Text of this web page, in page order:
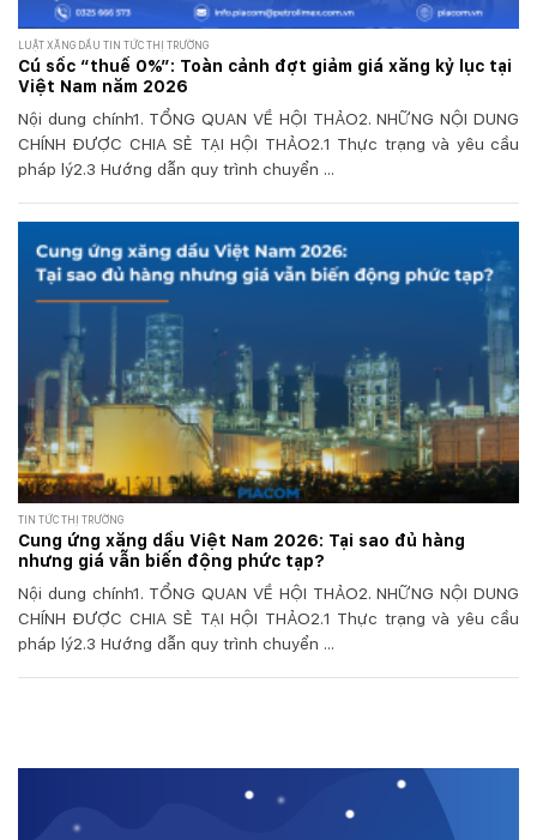
LUẬT XĂNG DẦU TIN TỨC THỊ TRƯỜNG
Cú sốc “thuế 0%”: Toàn cảnh đợt giảm giá xăng kỷ lục tại
Việt Nam năm 2026
Nội dung chính1. TỔNG QUAN VỀ HỘI THẢO2. NHỮNG NỘI DUNG
CHÍNH ĐƯỢC CHIA SẺ TẠI HỘI THẢO2.1 Thực trạng và yêu cầu
pháp lý2.3 Hướng dẫn quy trình chuyển ...
TIN TỨC THỊ TRƯỜNG
Cung ứng xăng dầu Việt Nam 2026: Tại sao đủ hàng
nhưng giá vẫn biến động phức tạp?
Nội dung chính1. TỔNG QUAN VỀ HỘI THẢO2. NHỮNG NỘI DUNG
CHÍNH ĐƯỢC CHIA SẺ TẠI HỘI THẢO2.1 Thực trạng và yêu cầu
pháp lý2.3 Hướng dẫn quy trình chuyển ...